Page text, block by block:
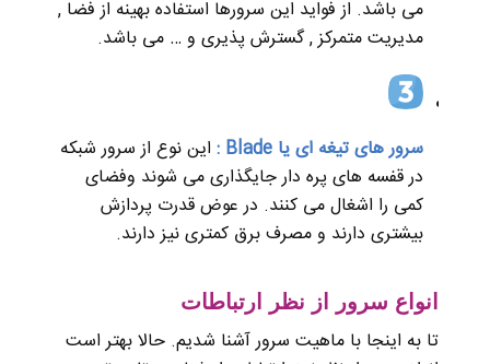
می باشد. از فواید این سرورها استفاده بهینه از فضا ,
مدیریت متمرکز , گسترش پذیری و … می باشد.
سرور های تیغه ای یا Blade :
این نوع از سرور شبکه
در قفسه های پره دار جایگذاری می شوند وفضای
کمی را اشغال می کنند. در عوض قدرت پردازش
بیشتری دارند و مصرف برق کمتری نیز دارند.
انواع سرور از نظر ارتباطات
تا به اینجا با ماهیت سرور آشنا شدیم. حالا بهتر است